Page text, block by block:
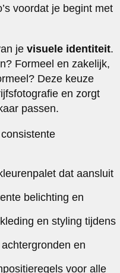
voordat je begint met
jevisuele identiteit.
Formeel en zakelijk,
Deze keuze
en zorgt
passen.
dat aansluit
belichting en
en styling tijdens
en
voor alle